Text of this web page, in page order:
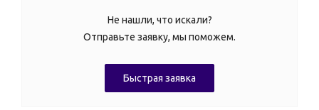
Не нашли, что искали?
Отправьте заявку, мы поможем.
Быстрая заявка